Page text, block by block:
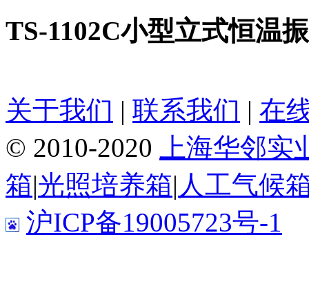
TS-1102C小型立式恒温
关于我们 | 联系我们 | 在
© 2010-2020
上海华邻
箱|光照培养箱| 人工气候
沪ICP备19005723号-1